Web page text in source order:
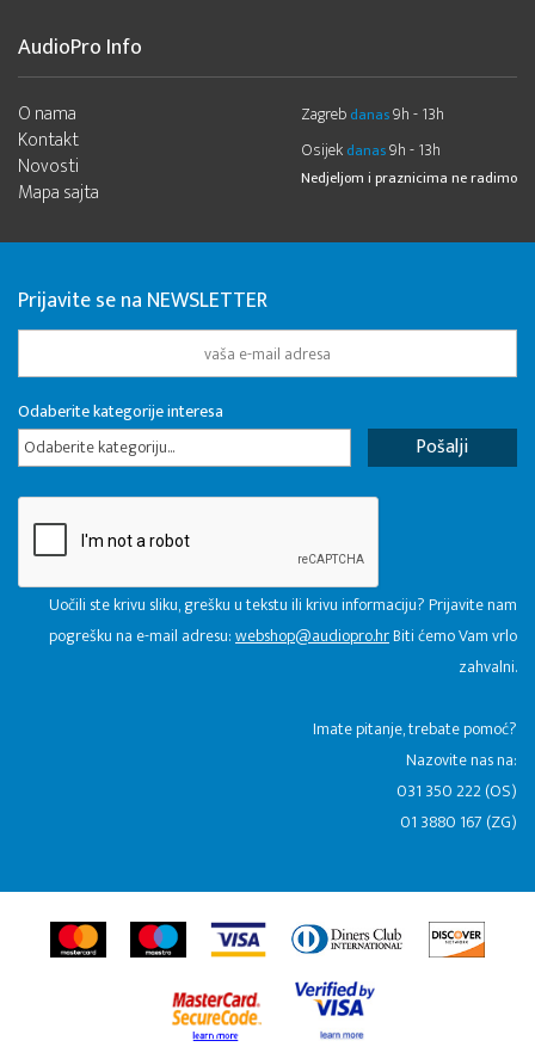
AudioPro Info
O nama
Kontakt
Novosti
Mapa sajta
Zagreb danas9h - 13h
Osijek danas9h - 13h
Nedjeljom i praznicima ne radimo
Prijavite se na NEWSLETTER
Odaberite kategorije interesa
Odaberite kategoriju...
Uočili ste krivu sliku, grešku u tekstu ili krivu informaciju? Prijavite nam
pogrešku na e-mail adresu:webshop@audiopro.hrBiti ćemo Vam vrlo
zahvalni.
​Imate pitanje, trebate pomoć?
Nazovite nas na:
031 350 222 (OS)
01 3880 167 (ZG)